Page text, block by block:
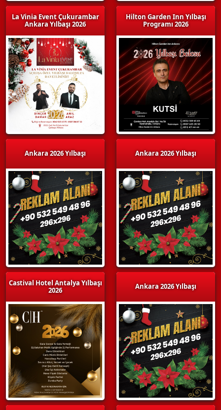
La Vinia Event Çukurambar
Ankara Yılbaşı 2026
Ankara 2026 Yılbaşı
Castival Hotel Antalya Yılbaşı
2026
Hilton Garden Inn Yılbaşı
Programı 2026
Ankara 2026 Yılbaşı
Ankara 2026 Yılbaşı